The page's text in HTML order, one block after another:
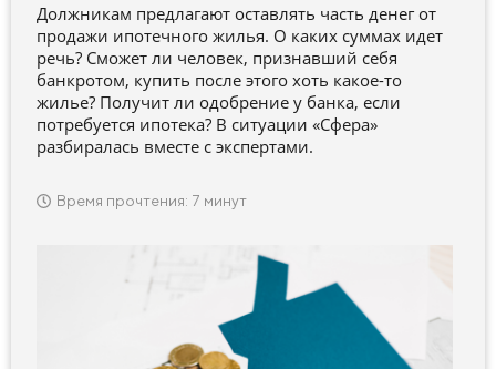
Должникам предлагают оставлять часть денег от
продажи ипотечного жилья. О каких суммах идет
речь? Сможет ли человек, признавший себя
банкротом, купить после этого хоть какое-то
жилье? Получит ли одобрение у банка, если
потребуется ипотека? В ситуации «Сфера»
разбиралась вместе с экспертами.
Время прочтения: 7 минут